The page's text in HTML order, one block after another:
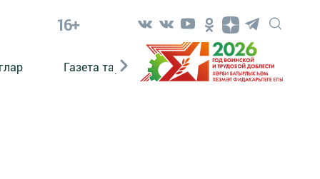
16+
Газета тарихы Әкият Әкият